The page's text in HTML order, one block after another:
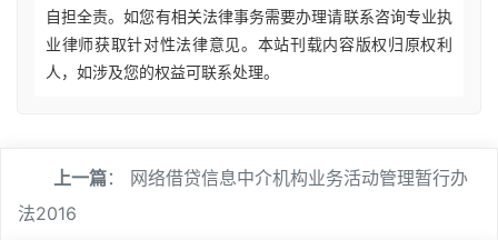
自担全责。如您有相关法律事务需要办理请联系咨询专业执
业律师获取针对性法律意见。本站刊载内容版权归原权利
人，如涉及您的权益可联系处理。
上一篇： 网络借贷信息中介机构业务活动管理暂行办
法2016